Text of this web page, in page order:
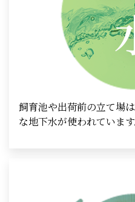
飼育池や出荷前の立て場
な地下水が使われています